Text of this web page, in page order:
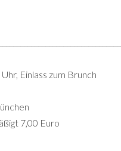
Einlass zum Brunch
7,00 Euro